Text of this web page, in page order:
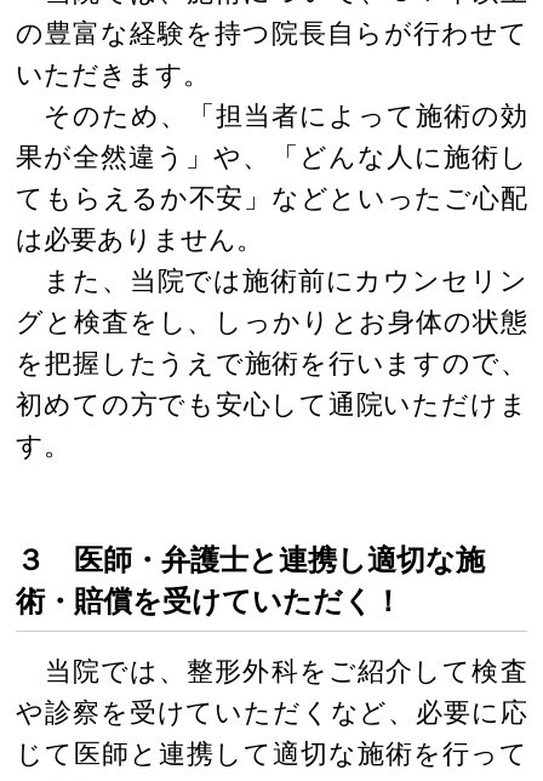
の豊富な経験を持つ院長自らが行わせて
いただきます。
そのため、「担当者によって施術の効
果が全然違う」や、「どんな人に施術し
てもらえるか不安」などといったご心配
は必要ありません。
また、当院では施術前にカウンセリン
グと検査をし、しっかりとお身体の状態
を把握したうえで施術を行いますので、
初めての方でも安心して通院いただけま
す。
３ 医師・弁護士と連携し適切な施
術・賠償を受けていただく！
当院では、整形外科をご紹介して検査
や診察を受けていただくなど、必要に応
じて医師と連携して適切な施術を行って